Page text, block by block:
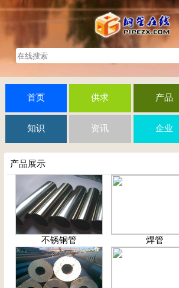
首页 供求 产品
知识 资讯 企业
产品展示
不锈钢管 焊管